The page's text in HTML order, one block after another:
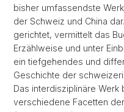
bisher umfassendste
der Schweiz und China
gerichtet, vermittelt das
Erzählweise und unter
ein tiefgehendes und
Geschichte der
Das interdisziplinäre Werk
verschiedene Facetten